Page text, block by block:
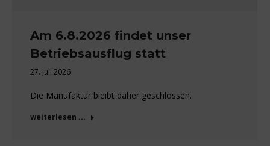
Am 6.8.2026 findet unser
Betriebsausflug statt
27. Juli 2026
Die Manufaktur bleibt daher geschlossen.
weiterlesen ...